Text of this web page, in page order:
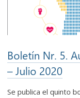
Boletín Nr. 5.
– Julio 2020
Se publica el quinto